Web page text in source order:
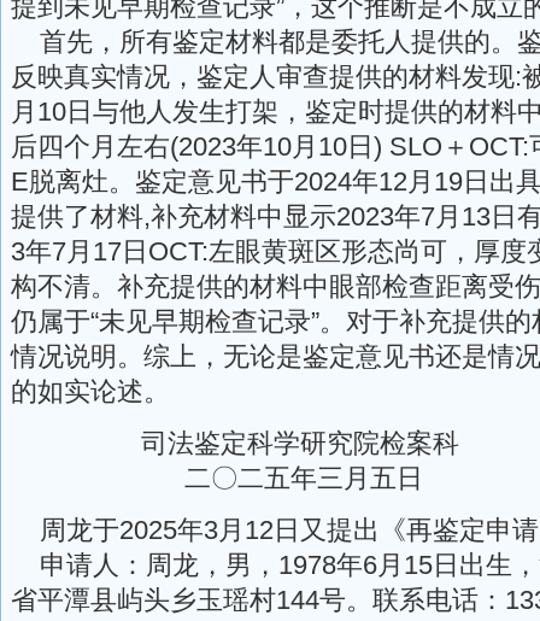
提到未见早期检查记录”，这个推断是不成立
首先，所有鉴定材料都是委托人提供的。
反映真实情况，鉴定人审查提供的材料发现:
月10日与他人发生打架，鉴定时提供的材料
后四个月左右(2023年10月10日) SLO＋
E脱离灶。鉴定意见书于2024年12月19日出
提供了材料,补充材料中显示2023年7月13日
3年7月17日OCT:左眼黄斑区形态尚可，厚度
构不清。补充提供的材料中眼部检查距离受
仍属于“未见早期检查记录”。对于补充提供
情况说明。综上，无论是鉴定意见书还是情
的如实论述。
司法鉴定科学研究院检案科
二〇二五年三月五日
周龙于2025年3月12日又提出《再鉴定申
申请人：周龙，男，1978年6月15日出生
省平潭县屿头乡玉瑶村144号。联系电话：